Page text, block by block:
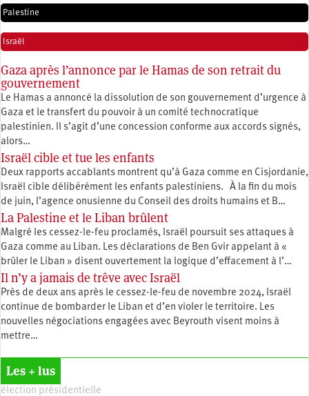
Palestine
Israël
Gaza après l’annonce par le Hamas de son retrait du
gouvernement
Le Hamas a annoncé la dissolution de son gouvernement d’urgence à
Gaza et le transfert du pouvoir à un comité technocratique
palestinien. Il s’agit d’une concession conforme aux accords signés,
alors…
Israël cible et tue les enfants
Deux rapports accablants montrent qu’à Gaza comme en Cisjordanie,
Israël cible délibérément les enfants palestiniens. À la fin du mois
de juin, l’agence onusienne du Conseil des droits humains et B…
La Palestine et le Liban brûlent
Malgré les cessez-le-feu proclamés, Israël poursuit ses attaques à
Gaza comme au Liban. Les déclarations de Ben Gvir appelant à «
brûler le Liban » disent ouvertement la logique d’effacement à l’…
Il n’y a jamais de trêve avec Israël
Près de deux ans après le cessez-le-feu de novembre 2024, Israël
continue de bombarder le Liban et d’en violer le territoire. Les
nouvelles négociations engagées avec Beyrouth visent moins à
mettre…
Les + lus
élection présidentielle